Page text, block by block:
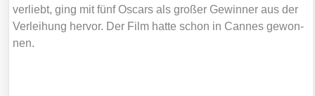
ver­liebt, ging mit fünf Oscars als gro­ßer Gewin­ner aus der
Ver­lei­hung her­vor. Der Film hat­te schon in Can­nes gewon­
nen.